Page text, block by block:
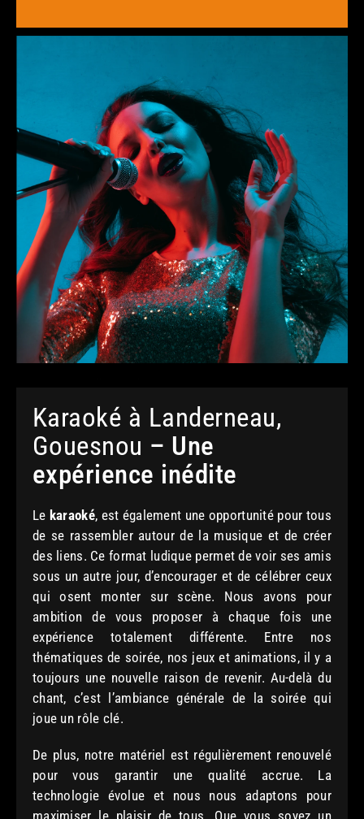
Karaoké à Landerneau,
Gouesnou – Une
expérience inédite
Le karaoké, est également une opportunité pour tous
de se rassembler autour de la musique et de créer
des liens. Ce format ludique permet de voir ses amis
sous un autre jour, d’encourager et de célébrer ceux
qui osent monter sur scène. Nous avons pour
ambition de vous proposer à chaque fois une
expérience totalement différente. Entre nos
thématiques de soirée, nos jeux et animations, il y a
toujours une nouvelle raison de revenir. Au-delà du
chant, c’est l’ambiance générale de la soirée qui
joue un rôle clé.
De plus, notre matériel est régulièrement renouvelé
pour vous garantir une qualité accrue. La
technologie évolue et nous nous adaptons pour
maximiser le plaisir de tous. Que vous soyez un